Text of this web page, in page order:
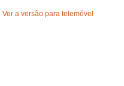
Ver a versão para telemóvel